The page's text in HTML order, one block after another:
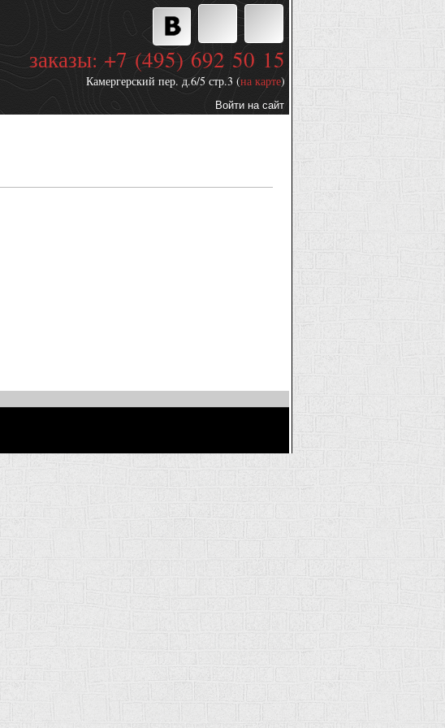
заказы: +7 (495) 692 50 15
Камергерский пер. д.6/5 стр.3 (на карте)
Дополнительные
Войти на сайт